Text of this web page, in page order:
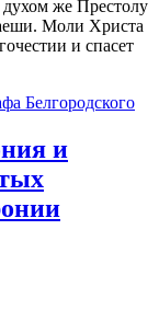
духом же Престолу
Моли Христа
и спасет
Белгородского
и